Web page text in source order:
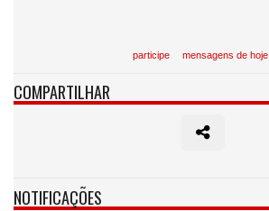
participe mensagens de hoje
COMPARTILHAR
NOTIFICAÇÕES